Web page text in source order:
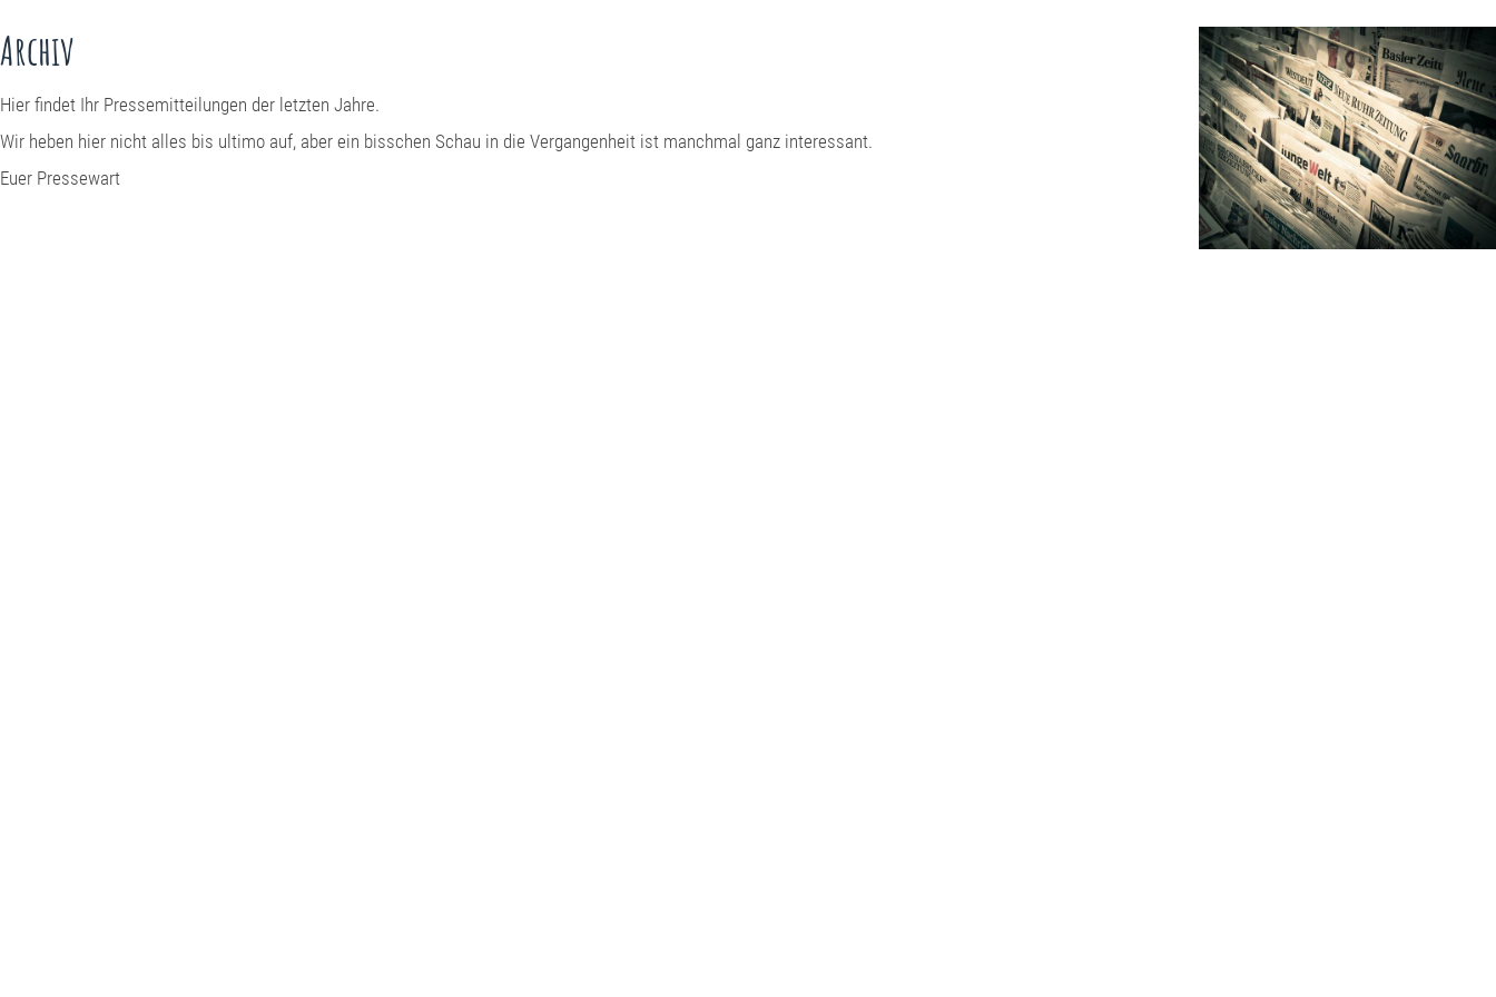
Archiv
Hier findet Ihr Pressemitteilungen der letzten Jahre.
Wir heben hier nicht alles bis ultimo auf, aber ein bisschen Schau in die Vergangenheit ist manchmal ganz interessant.
Euer Pressewart